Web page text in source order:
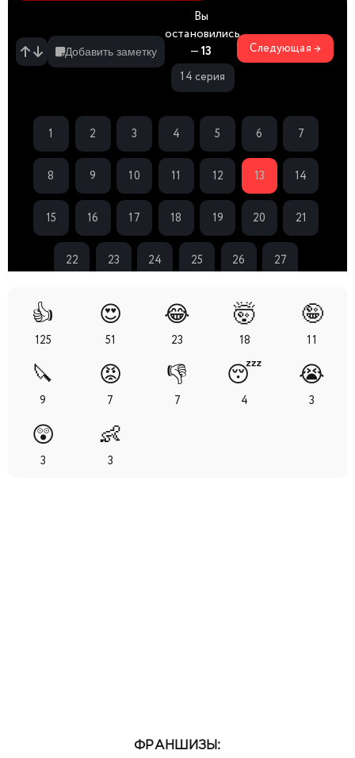
Добавить заметку
Вы
остановились
—13
14 серия
Следующая →
1 2 3 4 5 6 7
8 9 10 11 12 13 14
15 16 17 18 19 20 21
22 23 24 25 26 27
👍
125
😍
51
😂
23
🤯
18
🤪
11
🔪
9
😡
7
👎
7
😴
4
😭
3
😲
3
👶
3
ФРАНШИЗЫ: